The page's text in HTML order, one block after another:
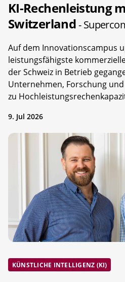
KI-Rechenleistung
Switzerland-
Auf dem Innovationscampus
leistungsfähigste
der Schweiz in Betrieb
Unternehmen, Forschung
zu
9. Jul 2026
KÜNSTLICHE INTELLIGENZ (KI)